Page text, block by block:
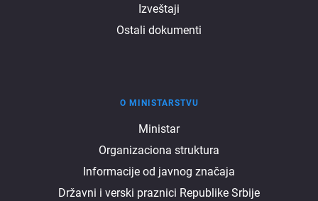
Izveštaji
Ostali dokumenti
ministarstvu
O MINISTARSTVU
Ministar
Organizaciona struktura
Informacije od javnog značaja
Državni i verski praznici Republike Srbije